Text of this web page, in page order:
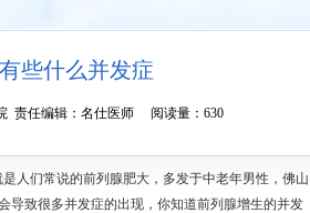
些什么并发症
责任编辑：名仕医师 阅读量：630
人们常说的前列腺肥大，多发于中老年男性，佛山
导致很多并发症的出现，你知道前列腺增生的并发